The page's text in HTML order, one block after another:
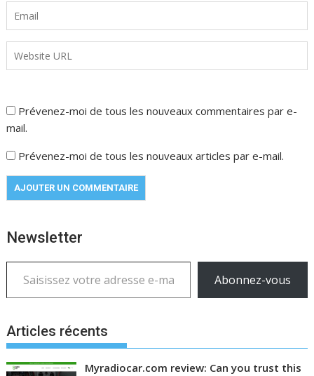
Prévenez-moi de tous les nouveaux commentaires par e-
mail.
Prévenez-moi de tous les nouveaux articles par e-mail.
Newsletter
Saisissez votre adresse e-mail…
Abonnez-vous
Articles récents
Myradiocar.com review: Can you trust this